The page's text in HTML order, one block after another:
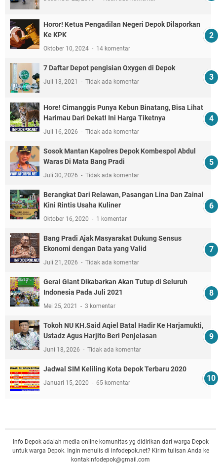
Horor! Ketua Pengadilan Negeri Depok Dilaporkan
Ke KPK
Oktober 10, 2024 14 komentar
7 Daftar Depot pengisian Oxygen di Depok
Juli 13, 2021 Tidak ada komentar
Hore! Cimanggis Punya Kebun Binatang, Bisa Lihat
Harimau Dari Dekat! Ini Harga Tiketnya
Juli 16, 2026 Tidak ada komentar
Sosok Mantan Kapolres Depok Kombespol Abdul
Waras Di Mata Bang Pradi
Juli 30, 2026 Tidak ada komentar
Berangkat Dari Relawan, Pasangan Lina Dan Zainal
Kini Rintis Usaha Kuliner
Oktober 16, 2020 1 komentar
Bang Pradi Ajak Masyarakat Dukung Sensus
Ekonomi dengan Data yang Valid
Juli 21, 2026 Tidak ada komentar
Gerai Giant Dikabarkan Akan Tutup di Seluruh
Indonesia Pada Juli 2021
Mei 25, 2021 3 komentar
Tokoh NU KH.Said Aqiel Batal Hadir Ke Harjamukti,
Ustadz Agus Harjito Beri Penjelasan
Juni 18, 2026 Tidak ada komentar
Jadwal SIM Keliling Kota Depok Terbaru 2020
Januari 15, 2020 65 komentar
Info Depok adalah media online komunitas yg didirikan dari warga Depok
untuk warga Depok. Ingin menulis di infodepok.net? Kirim tulisan Anda ke
kontakinfodepok@gmail.com